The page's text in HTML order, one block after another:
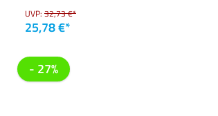
UVP: 32,73 €*
25,78 €*
- 27%